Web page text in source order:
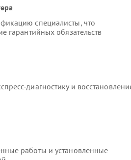
специалисты, что
гарантийных обязательств
диагностику и
работы и установленные